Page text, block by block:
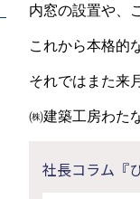
内窓の設置や、
これから本格的
それではまた来
㈱建築工房わた
社長コラム『